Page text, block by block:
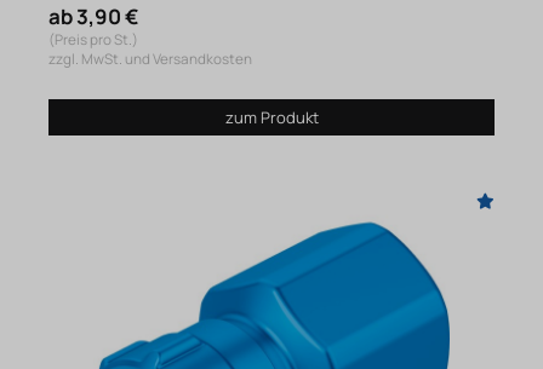
ab 3,90 €
(Preis pro St.)
zzgl. MwSt. und Versandkosten
zum Produkt